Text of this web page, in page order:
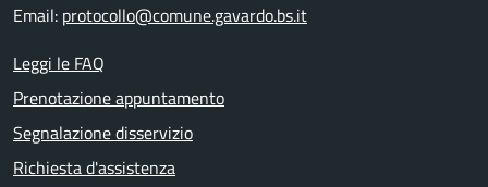
Email: protocollo@comune.gavardo.bs.it
Leggi le FAQ
Prenotazione appuntamento
Segnalazione disservizio
Richiesta d'assistenza